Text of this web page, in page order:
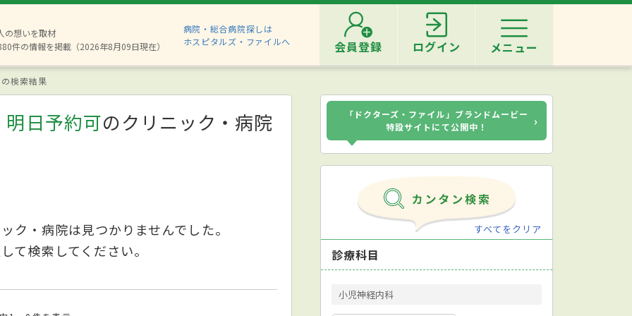
の想いを取材
件の情報を掲載（2026年8月09日現在）
病院・総合病院探しは
ホスピタルズ・ファイルへ
会員登録 ログイン メニュー
検索結果
日予約可のクリニック・病院
ク・病院は見つかりませんでした。
て検索してください。
「ドクターズ・ファイル」ブランドムービー
特設サイトにて公開中！
›
すべてをクリア
診療科目
小児神経内科